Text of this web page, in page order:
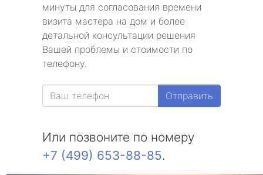
минуты для согласования времени
визита мастера на дом и более
детальной консультации решения
Вашей проблемы и стоимости по
телефону.
Отправить
Или позвоните по номеру
+7 (499) 653-88-85.